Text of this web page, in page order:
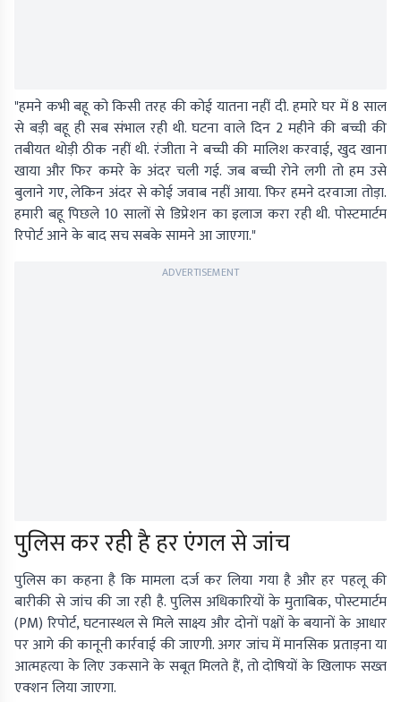
"हमने कभी बहू को किसी तरह की कोई यातना नहीं दी. हमारे घर में 8 साल
से बड़ी बहू ही सब संभाल रही थी. घटना वाले दिन 2 महीने की बच्ची की
तबीयत थोड़ी ठीक नहीं थी. रंजीता ने बच्ची की मालिश करवाई, खुद खाना
खाया और फिर कमरे के अंदर चली गई. जब बच्ची रोने लगी तो हम उसे
बुलाने गए, लेकिन अंदर से कोई जवाब नहीं आया. फिर हमने दरवाजा तोड़ा.
हमारी बहू पिछले 10 सालों से डिप्रेशन का इलाज करा रही थी. पोस्टमार्टम
रिपोर्ट आने के बाद सच सबके सामने आ जाएगा."
ADVERTISEMENT
पुलिस कर रही है हर एंगल से जांच
पुलिस का कहना है कि मामला दर्ज कर लिया गया है और हर पहलू की
बारीकी से जांच की जा रही है. पुलिस अधिकारियों के मुताबिक, पोस्टमार्टम
(PM) रिपोर्ट, घटनास्थल से मिले साक्ष्य और दोनों पक्षों के बयानों के आधार
पर आगे की कानूनी कार्रवाई की जाएगी. अगर जांच में मानसिक प्रताड़ना या
आत्महत्या के लिए उकसाने के सबूत मिलते हैं, तो दोषियों के खिलाफ सख्त
एक्शन लिया जाएगा.